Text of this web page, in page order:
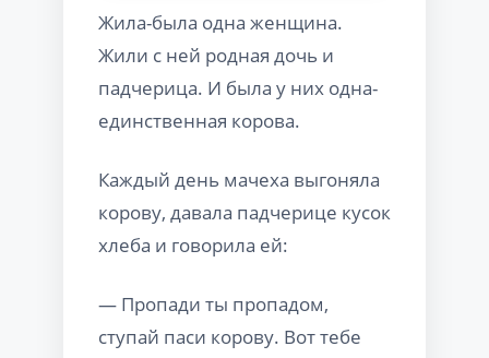
Жила-была одна женщина.
Жили с ней родная дочь и
падчерица. И была у них одна-
единственная корова.
Каждый день мачеха выгоняла
корову, давала падчерице кусок
хлеба и говорила ей:
— Пропади ты пропадом,
ступай паси корову. Вот тебе